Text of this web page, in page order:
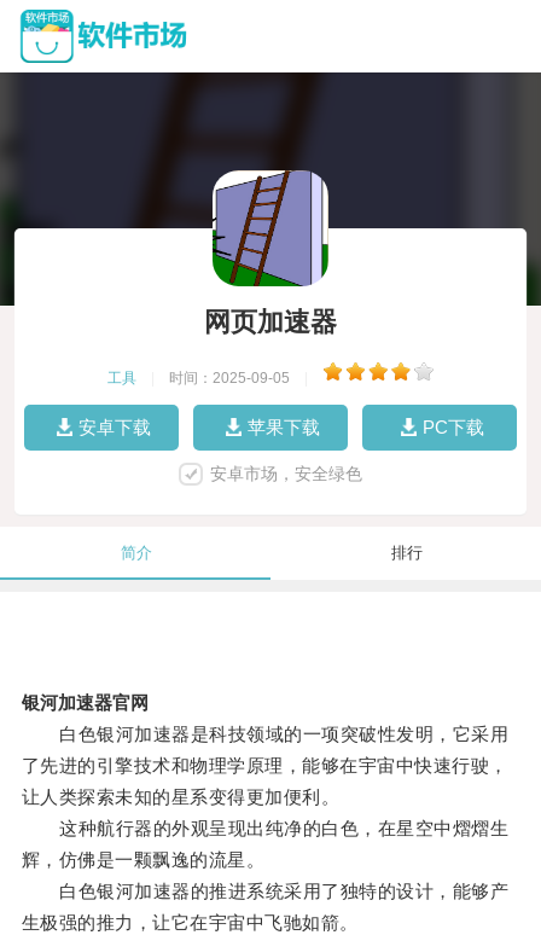
网页加速器
工具 时间：2025-09-05
安卓下载 苹果下载 PC下载
安卓市场，安全绿色
简介 排行
银河加速器官网
白色银河加速器是科技领域的一项突破性发明，它采用
了先进的引擎技术和物理学原理，能够在宇宙中快速行驶，
让人类探索未知的星系变得更加便利。
这种航行器的外观呈现出纯净的白色，在星空中熠熠生
辉，仿佛是一颗飘逸的流星。
白色银河加速器的推进系统采用了独特的设计，能够产
生极强的推力，让它在宇宙中飞驰如箭。